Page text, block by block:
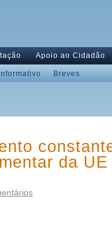
Apoio ao Cidadão
Breves
da UE